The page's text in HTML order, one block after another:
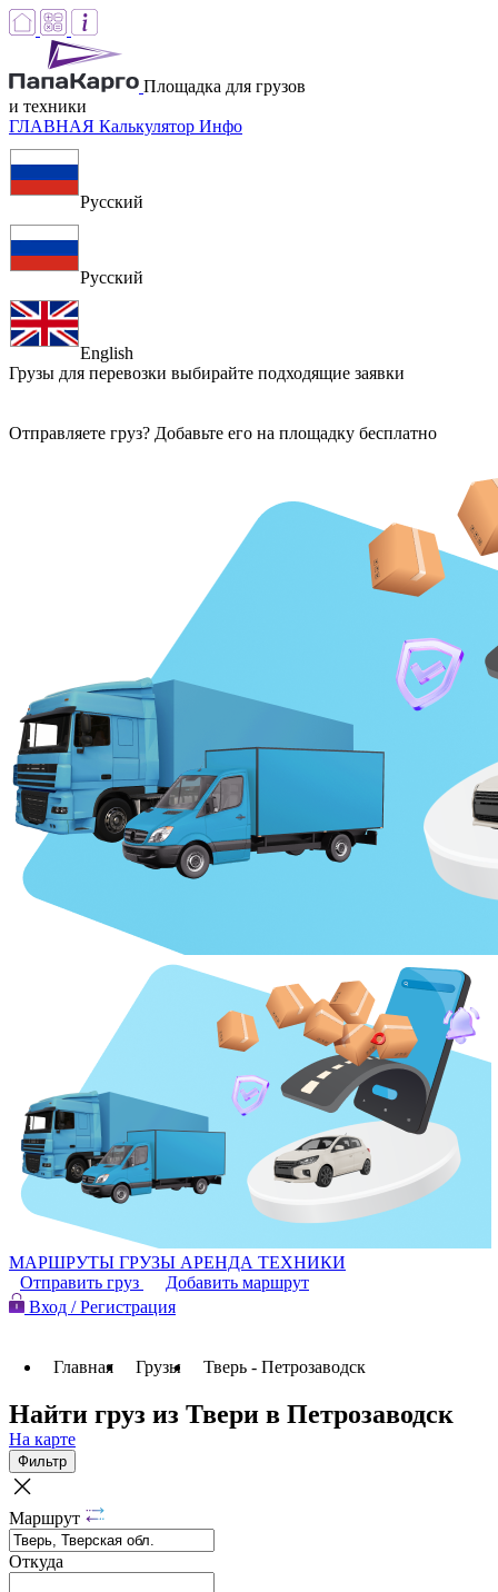
Площадка для грузов
и техники
ГЛАВНАЯ Калькулятор Инфо
Русский
Русский
English
Грузы для перевозки выбирайте подходящие заявки
Отправляете груз? Добавьте его на площадку бесплатно
МАРШРУТЫ ГРУЗЫ АРЕНДА ТЕХНИКИ
Отправить груз
Добавить маршрут
Вход / Регистрация
Главная Грузы Тверь - Петрозаводск
Найти груз из Твери в Петрозаводск
На карте
Фильтр
Маршрут
Откуда